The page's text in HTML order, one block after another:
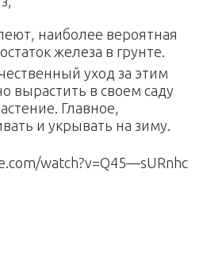
наиболее вероятная
железа в грунте.
уход за этим
вырастить в своем саду
Главное,
и укрывать на зиму.
watch?v=Q45—sURnhc